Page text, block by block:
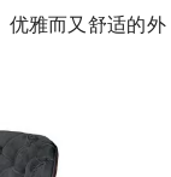
优雅而又舒适的外